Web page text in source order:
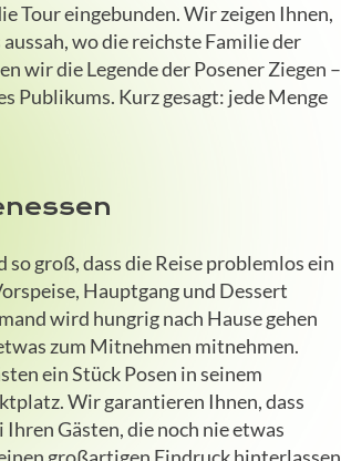
Tour eingebunden. Wir zeigen Ihnen,
wo die reichste Familie der
wir die Legende der Posener Ziegen –
Publikums. Kurz gesagt: jede Menge
groß, dass die Reise problemlos ein
Hauptgang und Dessert
wird hungrig nach Hause gehen
zum Mitnehmen mitnehmen.
ein Stück Posen in seinem
Wir garantieren Ihnen, dass
Ihren Gästen, die noch nie etwas